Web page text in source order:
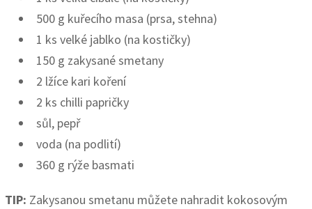
500 g kuřecího masa (prsa, stehna)
1 ks velké jablko (na kostičky)
150 g zakysané smetany
2 lžíce kari koření
2 ks chilli papričky
sůl, pepř
voda (na podlití)
360 g rýže basmati
TIP: Zakysanou smetanu můžete nahradit kokosovým